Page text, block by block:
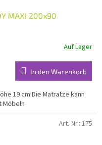
MAXI 200x90
Auf Lager
In den Warenkorb
19 cm Die Matratze kann
Möbeln
Art.-Nr.: 175